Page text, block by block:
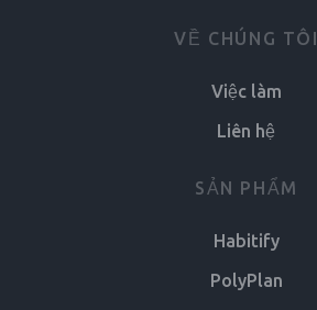
VỀ CHÚNG TÔI
Việc làm
Liên hệ
SẢN PHẨM
Habitify
PolyPlan